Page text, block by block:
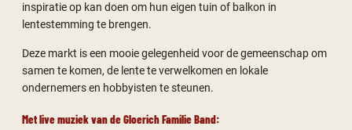
inspiratie op kan doen om hun eigen tuin of balkon in
lentestemming te brengen.
Deze markt is een mooie gelegenheid voor de gemeenschap om
samen te komen, de lente te verwelkomen en lokale
ondernemers en hobbyisten te steunen.
Met live muziek van de Gloerich Familie Band: